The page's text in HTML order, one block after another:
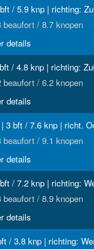
/ 5.9 knp | richting:
beaufort / 8.7 knopen
details
/ 4.8 knp | richting:
beaufort / 6.2 knopen
details
3 bft / 7.6 knp | richt.
beaufort / 9.1 knopen
details
/ 7.2 knp | richting:
beaufort / 8.9 knopen
details
/ 3.8 knp | richting: